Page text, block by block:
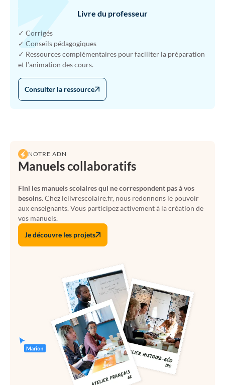
Livre du professeur
✓ Corrigés
✓ Conseils pédagogiques
✓ Ressources complémentaires pour faciliter la préparation
et l’animation des cours.
Consulter la ressource
NOTRE ADN
Manuels collaboratifs
Fini les manuels scolaires qui ne correspondent pas à vos
besoins.Chez lelivrescolaire.fr, nous redonnons le pouvoir
aux enseignants. Vous participez activement à la création de
vos manuels.
Je découvre les projets